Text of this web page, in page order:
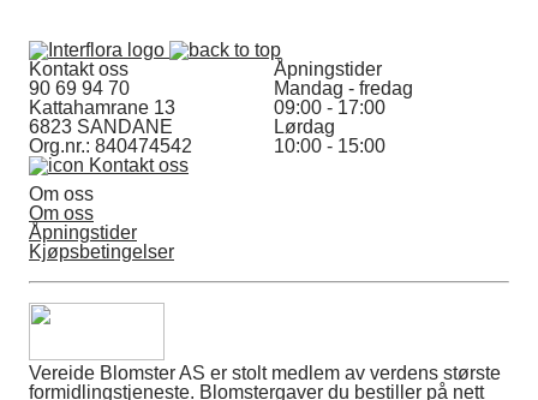
Kontakt oss
90 69 94 70
Kattahamrane 13
6823 SANDANE
Org.nr.: 840474542
Kontakt oss
Åpningstider
Mandag - fredag
09:00 - 17:00
Lørdag
10:00 - 15:00
Om oss
Om oss
Åpningstider
Kjøpsbetingelser
Vereide Blomster AS er stolt medlem av verdens største
formidlingstjeneste. Blomstergaver du bestiller på nett